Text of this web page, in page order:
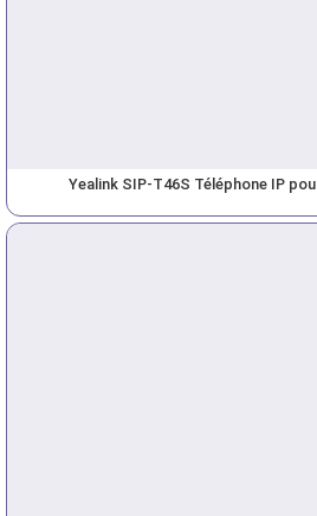
Yealink SIP-T46S Téléphone IP